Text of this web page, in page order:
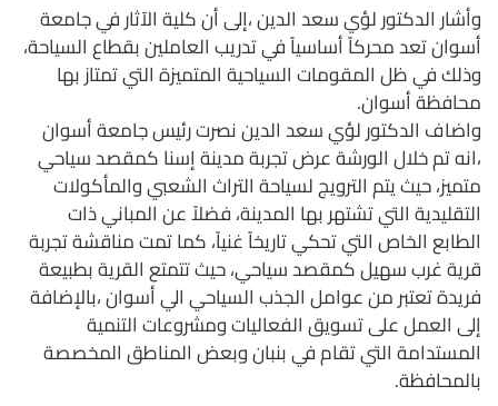
وأشار الدكتور لؤي سعد الدين ،إلى أن كلية الآثار في جامعة
أسوان تعد محركاً أساسياً في تدريب العاملين بقطاع السياحة،
وذلك في ظل المقومات السياحية المتميزة التي تمتاز بها
محافظة أسوان.
واضاف الدكتور لؤي سعد الدين نصرت رئيس جامعة أسوان
،انه تم خلال الورشة عرض تجربة مدينة إسنا كمقصد سياحي
متميز، حيث يتم الترويج لسياحة التراث الشعبي والمأكولات
التقليدية التي تشتهر بها المدينة، فضلاً عن المباني ذات
الطابع الخاص التي تحكي تاريخاً غنياً، كما تمت مناقشة تجربة
قرية غرب سهيل كمقصد سياحي، حيث تتمتع القرية بطبيعة
فريدة تعتبر من عوامل الجذب السياحي الي أسوان ،بالإضافة
إلى العمل على تسويق الفعاليات ومشروعات التنمية
المستدامة التي تقام في بنبان وبعض المناطق المخصصة
بالمحافظة.